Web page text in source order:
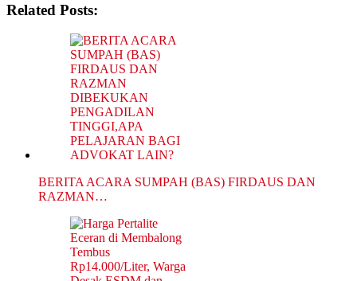
Related Posts:
BERITA ACARA SUMPAH (BAS) FIRDAUS DAN
RAZMAN…